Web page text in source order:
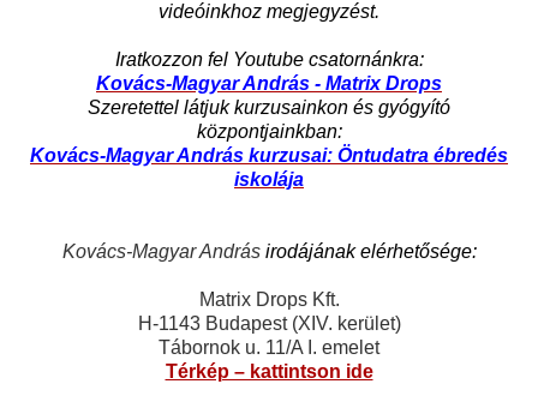
videóinkhoz megjegyzést.
Iratkozzon fel Youtube csatornánkra:
Kovács-Magyar András - Matrix Drops
Szeretettel látjuk kurzusainkon és gyógyító
központjainkban:
Kovács-Magyar András kurzusai: Öntudatra ébredés
iskolája
Kovács-Magyar András irodájának elérhetősége:
Matrix Drops Kft.
H-1143 Budapest (XIV. kerület)
Tábornok u. 11/A I. emelet
Térkép – kattintson ide